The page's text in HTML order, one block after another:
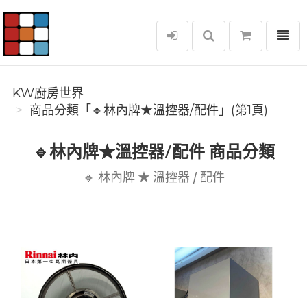
KW廚房世界
選單
KW廚房世界
商品分類「🔹林內牌★溫控器/配件」(第1頁)
🔹林內牌★溫控器/配件 商品分類
🔹 林內牌 ★ 溫控器 / 配件